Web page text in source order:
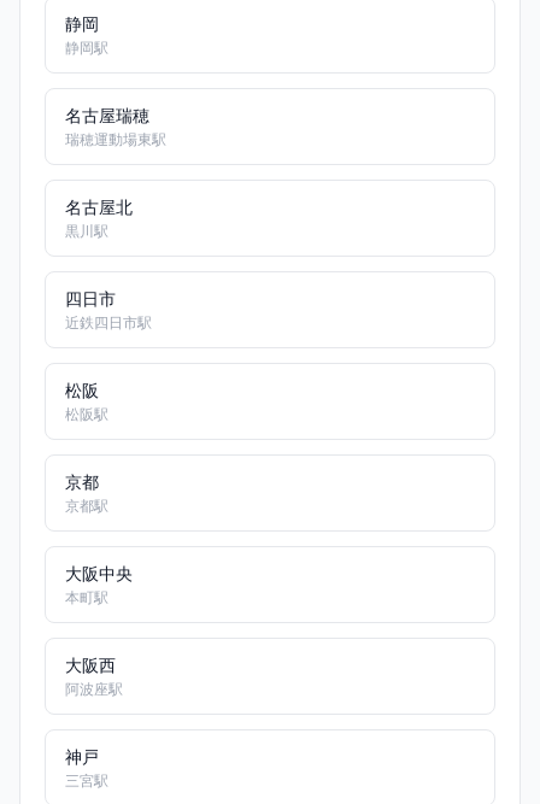
静岡
静岡駅
名古屋瑞穂
瑞穂運動場東駅
名古屋北
黒川駅
四日市
近鉄四日市駅
松阪
松阪駅
京都
京都駅
大阪中央
本町駅
大阪西
阿波座駅
神戸
三宮駅